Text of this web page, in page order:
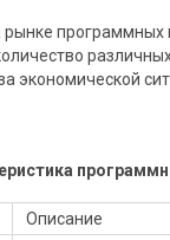
программных
экономической
Описание